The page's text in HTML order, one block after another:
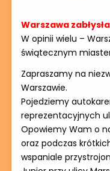
Warszawa
W opinii wielu –
świątecznym
Zapraszamy na
Warszawie.
Pojedziemy
reprezentacyjnych
Opowiemy Wam o
oraz podczas
wspaniale